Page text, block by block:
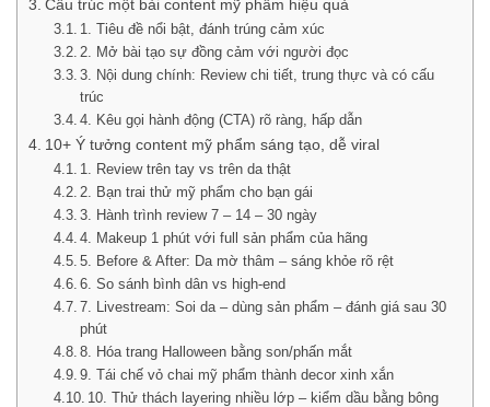
Cấu trúc một bài content mỹ phẩm hiệu quả
1. Tiêu đề nổi bật, đánh trúng cảm xúc
2. Mở bài tạo sự đồng cảm với người đọc
3. Nội dung chính: Review chi tiết, trung thực và có cấu
trúc
4. Kêu gọi hành động (CTA) rõ ràng, hấp dẫn
10+ Ý tưởng content mỹ phẩm sáng tạo, dễ viral
1. Review trên tay vs trên da thật
2. Bạn trai thử mỹ phẩm cho bạn gái
3. Hành trình review 7 – 14 – 30 ngày
4. Makeup 1 phút với full sản phẩm của hãng
5. Before & After: Da mờ thâm – sáng khỏe rõ rệt
6. So sánh bình dân vs high-end
7. Livestream: Soi da – dùng sản phẩm – đánh giá sau 30
phút
8. Hóa trang Halloween bằng son/phấn mắt
9. Tái chế vỏ chai mỹ phẩm thành decor xinh xắn
10. Thử thách layering nhiều lớp – kiểm dầu bằng bông